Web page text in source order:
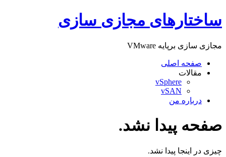
پرش
به
ساختارهای مجازی سازی
مجازی سازی برپایه VMware
صفحه اصلی
مقالات
vSphere
vSAN
درباره من
صفحه پیدا نشد.
چیزی در اینجا پیدا نشد.